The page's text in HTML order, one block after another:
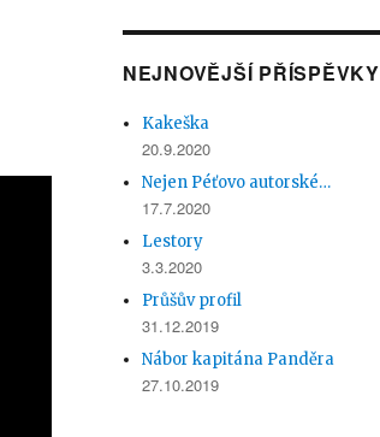
NEJNOVĚJŠÍ PŘÍSPĚVKY
Kakeška
20.9.2020
Nejen Péťovo autorské…
17.7.2020
Lestory
3.3.2020
Průšův profil
31.12.2019
Nábor kapitána Panděra
27.10.2019